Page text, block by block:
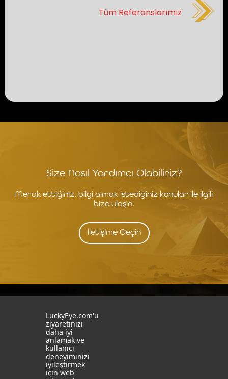
Tüm Referanslarımız
Size Nasıl Yardımcı Olabiliriz?
Merak ettiğiniz, bilgi almak istediğiniz konular ile ilgili
bize ulaşın.
İletişime Geçin
19 Mayıs Mah. Turaboğlu Sok.
Hamdiye Yazgan İş Merkezi
Kozyatağı, Kadıköy, İstanbul
T: +90 216 355 03 19
LuckyEye.com'u
ziyaretinizi
daha iyi
anlamak ve
kullanıcı
deneyiminizi
iyileştirmek
için web